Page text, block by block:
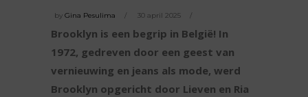
by Gina Pesulima 30 april 2025
Brooklyn is een begrip in België! In
1972, gedreven door een geest van
vernieuwing en jeans als mode, werd
Brooklyn opgericht door Lieven en Ria